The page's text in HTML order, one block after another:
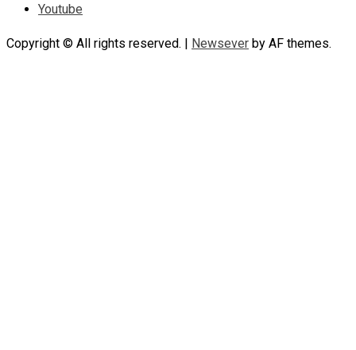
Youtube
Copyright © All rights reserved. | Newsever by AF themes.